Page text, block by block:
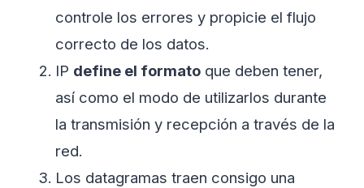
controle los errores y propicie el flujo
correcto de los datos.
IP define el formato que deben tener,
así como el modo de utilizarlos durante
la transmisión y recepción a través de la
red.
Los datagramas traen consigo una